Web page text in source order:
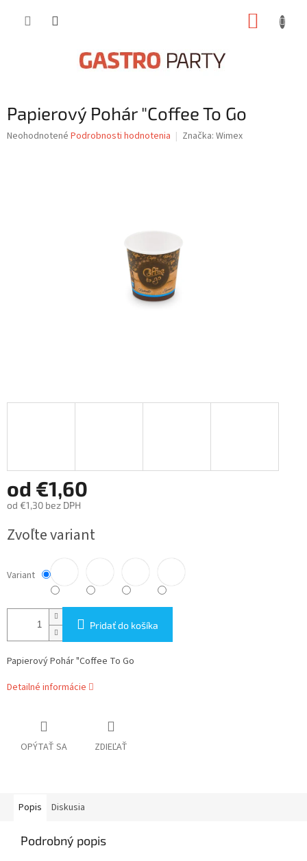
Papierový Pohár "Coffee To Go
Priemerné
Neohodnotené Podrobnosti hodnotenia Značka: Wimex
od €1,60
od €1,30 bez DPH
cena:
Zvoľte variant
Variant
Pridať do košíka
Papierový Pohár "Coffee To Go
Detailné informácie
OPÝTAŤ SA ZDIEĽAŤ
Popis Diskusia
Podrobný popis